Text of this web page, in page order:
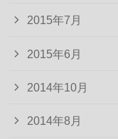
2015年7月
2015年6月
2014年10月
2014年8月